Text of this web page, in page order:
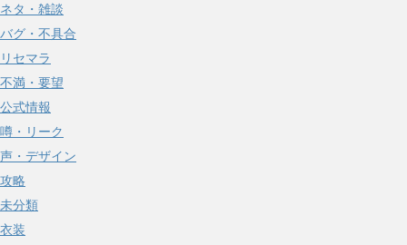
ネタ・雑談
バグ・不具合
リセマラ
不満・要望
公式情報
噂・リーク
声・デザイン
攻略
未分類
衣装